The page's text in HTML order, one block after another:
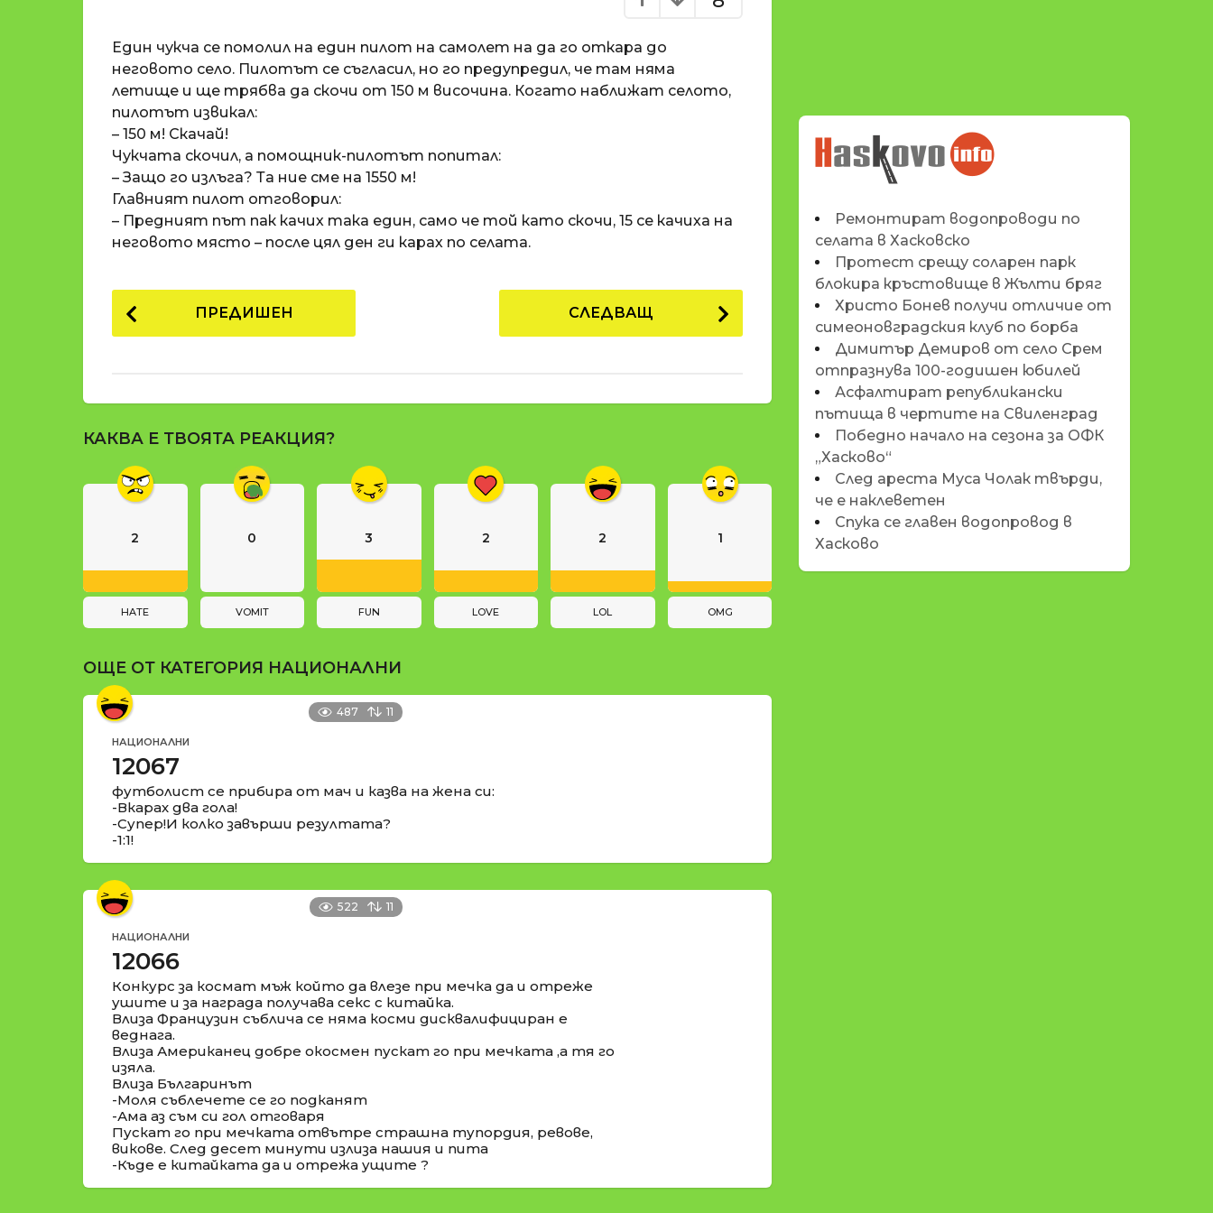
п
1
г
р
и
a
t
Един чукча се помолил на един пилот на самолет на да го откара до
неговото село. Пилотът се съгласил, но го предупредил, че там няма
летище и ще трябва да скочи от 150 м височина. Когато наближат селото,
пилотът извикал:
– 150 м! Скачай!
Чукчата скочил, а помощник-пилотът попитал:
– Защо го излъга? Та ние сме на 1550 м!
Главният пилот отговорил:
– Предният път пак качих така един, само че той като скочи, 15 се качиха на
неговото място – после цял ден ги карах по селата.
P
o
a
g
a
t
i
n
ПРЕДИШЕН СЛЕДВАЩ
КАКВА Е ТВОЯТА РЕАКЦИЯ?
2
HATE
0
VOMIT
3
FUN
2
LOVE
2
LOL
1
OMG
ОЩЕ ОТ КАТЕГОРИЯ НАЦИОНАЛНИ
487 11
НАЦИОНАЛНИ
12067
футболист се прибира от мач и казва на жена си:
-Вкарах два гола!
-Супер!И колко завърши резултата?
-1:1!
522 11
НАЦИОНАЛНИ
12066
Конкурс за космат мъж който да влезе при мечка да и отреже
ушите и за награда получава секс с китайка.
Влиза Французин съблича се няма косми дисквалифициран е
веднага.
Влиза Американец добре окосмен пускат го при мечката ,а тя го
изяла.
Влиза Българинът
-Моля съблечете се го подканят
-Ама аз съм си гол отговаря
Пускат го при мечката отвътре страшна тупордия, ревове,
викове. След десет минути излиза нашия и пита
-Къде е китайката да и отрежа ущите ?
НОВИНИТЕ НА
HASKOVO.INFO
Ремонтират водопроводи по
селата в Хасковско
Протест срещу соларен парк
блокира кръстовище в Жълти бряг
Христо Бонев получи отличие от
симеоновградския клуб по борба
Димитър Демиров от село Срем
отпразнува 100-годишен юбилей
Асфалтират републикански
пътища в чертите на Свиленград
Победно начало на сезона за ОФК
„Хасково“
След ареста Муса Чолак твърди,
че е наклеветен
Спука се главен водопровод в
Хасково